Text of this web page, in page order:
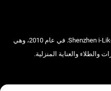
تأسست شركة Shenzhen i-Like Fine Chemical Co., Ltd. في عام 2010، وهي
والطلاء والعناية المنزلية.